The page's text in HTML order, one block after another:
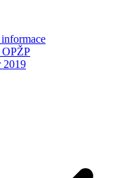
OPŽP
2019